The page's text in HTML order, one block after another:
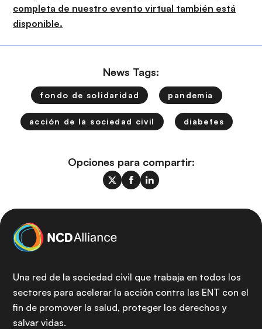
completa de nuestro evento virtual también está
disponible.
News Tags:
fondo de solidaridad pandemia
acción de la sociedad civil diabetes
Opciones para compartir:
Una red de la sociedad civil que trabaja en todos los
sectores para acelerar la acción contra las ENT con el
fin de promover la salud, proteger los derechos y
salvar vidas.